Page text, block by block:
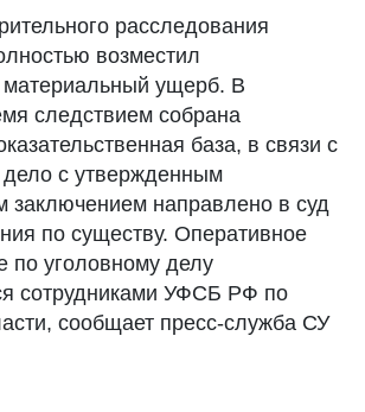
расследования
возместил
ущерб. В
следствием собрана
база, в связи с
дело с утвержденным
заключением направлено в суд
по существу. Оперативное
по уголовному делу
сотрудниками УФСБ РФ по
сообщает пресс-служба СУ